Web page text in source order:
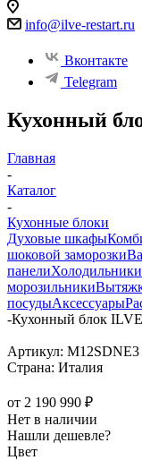
info@ilve-restart.ru
Вконтакте
Telegram
Кухонный
Главная
-
Каталог
-
Кухонные блоки
Духовые шкафы
шоковой заморозки
панели
морозильники
посудыАксессуары
-Кухонный блок
Артикул: M12SDNE3
Страна: Италия
от 2 190 990 ₽
Нет в наличии
Нашли дешевле?
Цвет